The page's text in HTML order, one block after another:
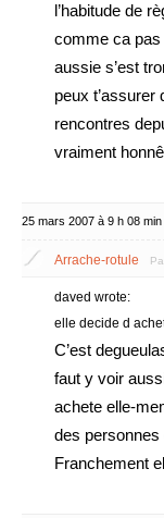
l’habitude de
comme ca pas
aussie s’est
peux t’assurer
rencontres
vraiment
25 mars 2007 à 9 h 08 min
Arrache-rotule
daved wrote:
elle decide d
C’est
faut y voir
achete elle-
des personnes
Franchement